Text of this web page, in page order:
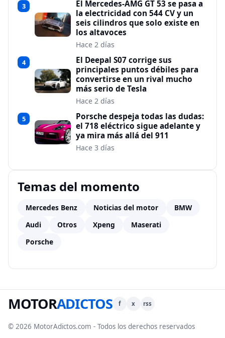
3
El Mercedes-AMG GT 53 se pasa a
la electricidad con 544 CV y un
seis cilindros que solo existe en
los altavoces
Hace 2 días
4
El Deepal S07 corrige sus
principales puntos débiles para
convertirse en un rival mucho
más serio de Tesla
Hace 2 días
5
Porsche despeja todas las dudas:
el 718 eléctrico sigue adelante y
ya mira más allá del 911
Hace 3 días
Temas del momento
Mercedes Benz Noticias del motor
BMW
Audi
Otros Xpeng
Maserati
Porsche
MOTORADICTOS f x rss
© 2026 MotorAdictos.com - Todos los derechos reservados